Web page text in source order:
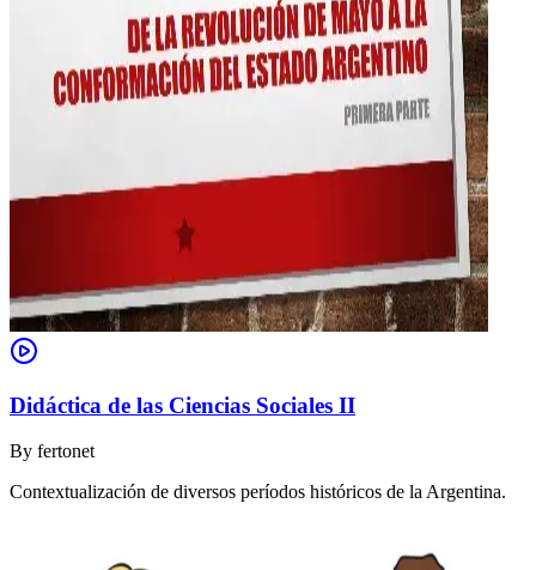
Didáctica de las Ciencias Sociales II
By fertonet
Contextualización de diversos períodos históricos de la Argentina.